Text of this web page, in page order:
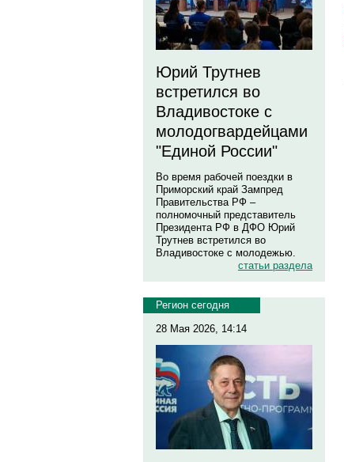
Юрий Трутнев
встретился во
Владивостоке с
молодогвардейцами
"Единой России"
Во время рабочей поездки в
Приморский край Зампред
Правительства РФ –
полномочный представитель
Президента РФ в ДФО Юрий
Трутнев встретился во
Владивостоке с молодежью.
статьи раздела
Регион сегодня
28 Мая 2026, 14:14